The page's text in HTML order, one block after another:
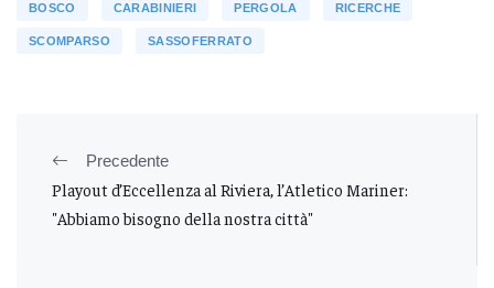
BOSCO CARABINIERI PERGOLA RICERCHE
SCOMPARSO SASSOFERRATO
Precedente
Playout d’Eccellenza al Riviera, l’Atletico Mariner:
"Abbiamo bisogno della nostra città"